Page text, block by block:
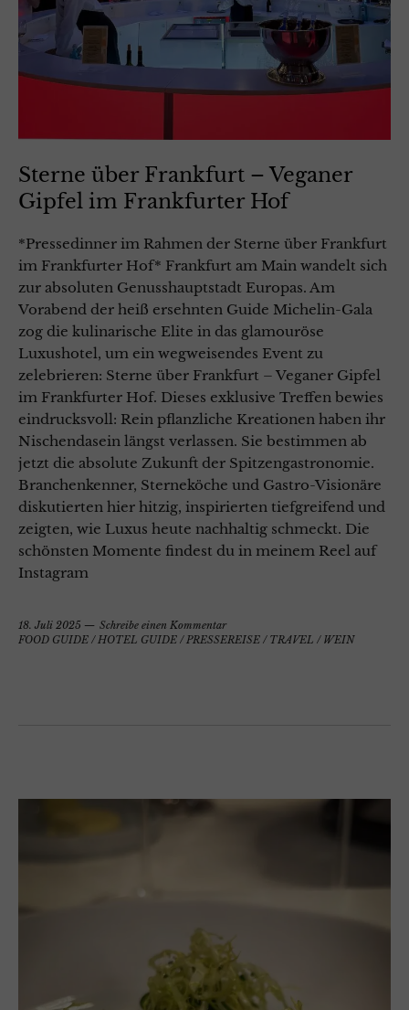
Sterne über Frankfurt – Veganer
Gipfel im Frankfurter Hof
*Pressedinner im Rahmen der Sterne über Frankfurt
im Frankfurter Hof* Frankfurt am Main wandelt sich
zur absoluten Genusshauptstadt Europas. Am
Vorabend der heiß ersehnten Guide Michelin-Gala
zog die kulinarische Elite in das glamouröse
Luxushotel, um ein wegweisendes Event zu
zelebrieren: Sterne über Frankfurt – Veganer Gipfel
im Frankfurter Hof. Dieses exklusive Treffen bewies
eindrucksvoll: Rein pflanzliche Kreationen haben ihr
Nischendasein längst verlassen. Sie bestimmen ab
jetzt die absolute Zukunft der Spitzengastronomie.
Branchenkenner, Sterneköche und Gastro-Visionäre
diskutierten hier hitzig, inspirierten tiefgreifend und
zeigten, wie Luxus heute nachhaltig schmeckt. Die
schönsten Momente findest du in meinem Reel auf
Instagram
18. Juli 2025
Schreibe einen Kommentar
FOOD GUIDE / HOTEL GUIDE / PRESSEREISE / TRAVEL / WEIN